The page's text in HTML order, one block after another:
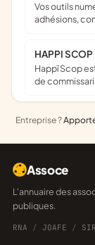
Vos outils numériques au service de votre mission : site web,
adhésions,
HAPPI SCOP
Happï Scop est une coopérative d’expertise comptable &
de
Entreprise ?
Assoce
L'annuaire des associations françaises, construit sur les données
publiques.
RNA / JOAFE /